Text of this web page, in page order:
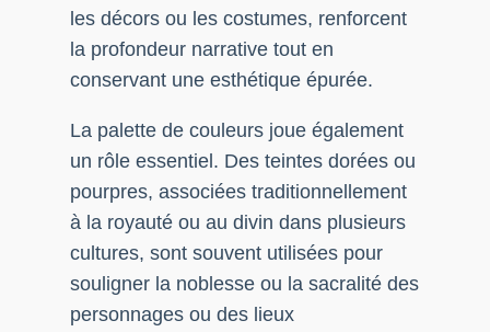
les décors ou les costumes, renforcent
la profondeur narrative tout en
conservant une esthétique épurée.
La palette de couleurs joue également
un rôle essentiel. Des teintes dorées ou
pourpres, associées traditionnellement
à la royauté ou au divin dans plusieurs
cultures, sont souvent utilisées pour
souligner la noblesse ou la sacralité des
personnages ou des lieux